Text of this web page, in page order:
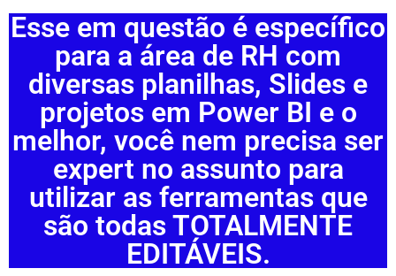
Esse em questão é específico
para a área de RH com
diversas planilhas, Slides e
projetos em Power BI e o
melhor, você nem precisa ser
expert no assunto para
utilizar as ferramentas que
são todas TOTALMENTE
EDITÁVEIS.